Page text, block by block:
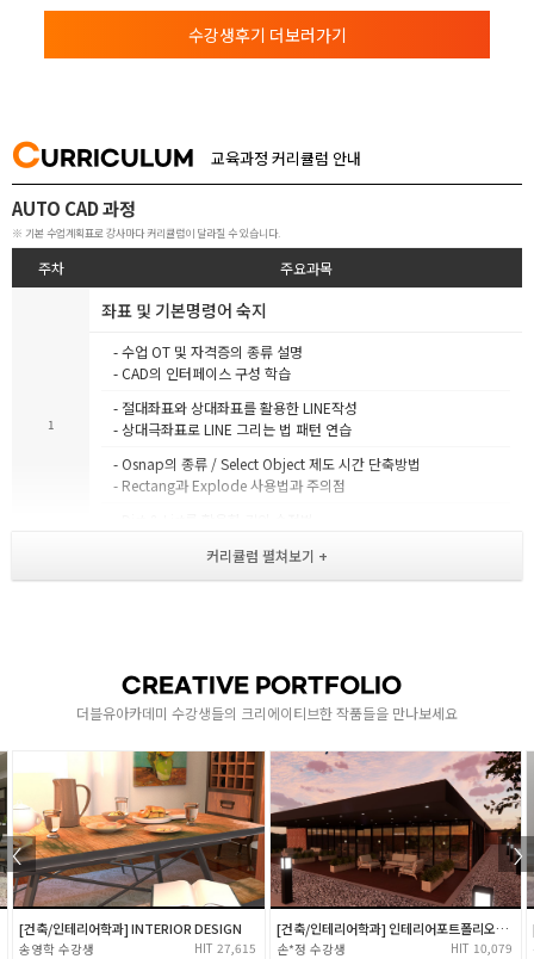
수강생후기 더보러가기
CURRICULUM 교육과정 커리큘럼 안내
AUTO CAD 과정
※ 기본 수업계획표로 강사마다 커리큘럼이 달라질 수 있습니다.
주차 주요과목
1
좌표 및 기본명령어 숙지
- 수업 OT 및 자격증의 종류 설명
- CAD의 인터페이스 구성 학습
- 절대좌표와 상대좌표를 활용한 LINE작성
- 상대극좌표로 LINE 그리는 법 패턴 연습
- Osnap의 종류 / Select Object 제도 시간 단축방법
- Rectang과 Explode 사용법과 주의점
도면에 대한 이해 / 재질 표현 / 평면도 제작
- Polar / Rectangle Array 방법 학습
- Rotate 작업법 학습
- Solid, Donut, Tracc를 활용한 태극기 제작
- Layer 제작법 학습
- Properties , Matchprop를 활용한 회의실 드로잉
3
수정명령 / 객체변환 / 레이어생성
- Hatch의 정의와 적용 및 수정 방법 학습
- Mline, Mledit, Mstyle을 활용한 벽체 드로잉
CREATIVE PORTFOLIO
더블유아카데미 수강생들의 크리에이티브한 작품들을 만나보세요
[건축/인테리어학과] INTERIOR DESIGN
송영학 27,615
[건축/인테리어학과] 인테리어포트폴리오_크로키취업
손*정 10,079